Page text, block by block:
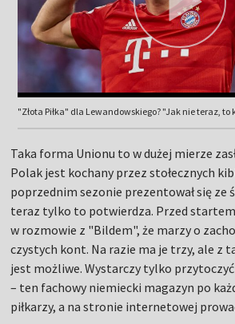
"Złota Piłka" dla Lewandowskiego? "Jak nie teraz, to
Taka forma Unionu to w dużej mierze
Polak jest kochany przez stołecznych
poprzednim sezonie prezentował się ze
teraz tylko to potwierdza. Przed
w rozmowie z "Bildem", że marzy o
czystych kont. Na razie ma je trzy, ale z
jest możliwe. Wystarczy tylko
– ten fachowy niemiecki magazyn po
piłkarzy, a na stronie internetowej